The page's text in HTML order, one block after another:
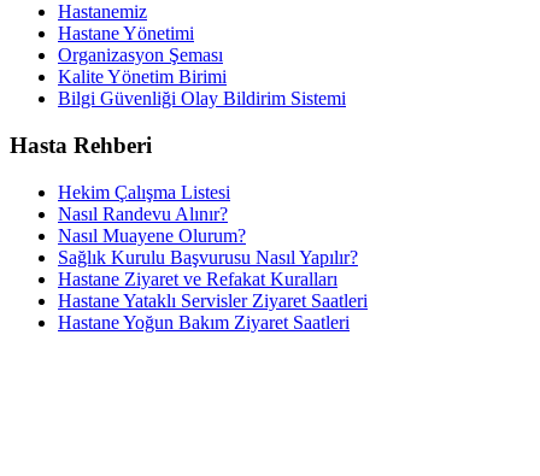
Hastanemiz
Hastane Yönetimi
Organizasyon Şeması
Kalite Yönetim Birimi
Bilgi Güvenliği Olay Bildirim Sistemi
Hasta Rehberi
Hekim Çalışma Listesi
Nasıl Randevu Alınır?
Nasıl Muayene Olurum?
Sağlık Kurulu Başvurusu Nasıl Yapılır?
Hastane Ziyaret ve Refakat Kuralları
Hastane Yataklı Servisler Ziyaret Saatleri
Hastane Yoğun Bakım Ziyaret Saatleri